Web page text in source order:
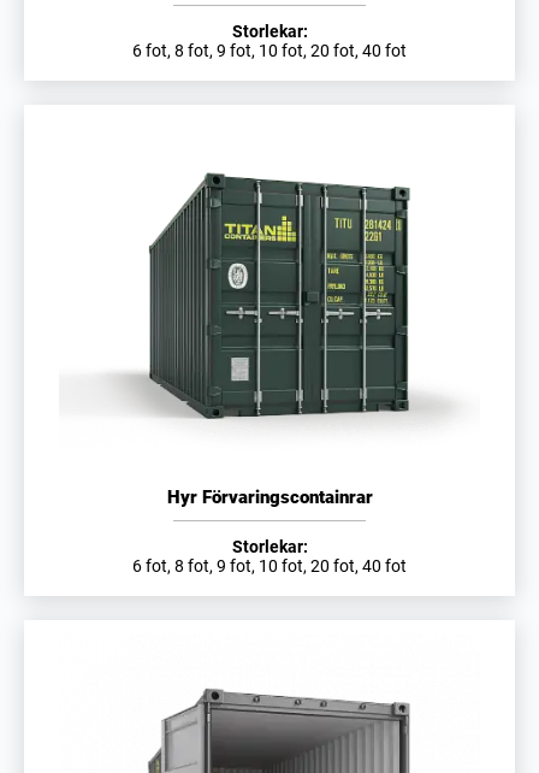
Storlekar:
6 fot, 8 fot, 9 fot, 10 fot, 20 fot, 40 fot
Hyr Förvaringscontainrar
Storlekar:
6 fot, 8 fot, 9 fot, 10 fot, 20 fot, 40 fot